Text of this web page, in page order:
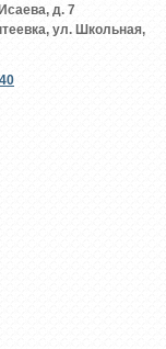
д. 7
ул. Школьная,